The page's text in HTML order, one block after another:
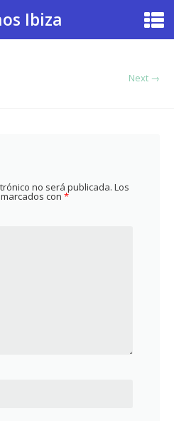
Ibiza
Next →
no será publicada. Los
con *